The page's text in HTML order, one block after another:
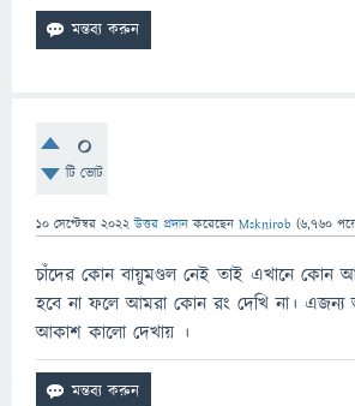
0
টি ভোট
10 সেপ্টেম্বর 2022 উত্তর প্রদান করেছেন Msknirob (6,760
চাঁদের কোন বায়ুমণ্ডল নেই তাই এখানে কোন
হবে না ফলে আমরা কোন রং দেখি না। এজন্য
আকাশ কালো দেখায় ।